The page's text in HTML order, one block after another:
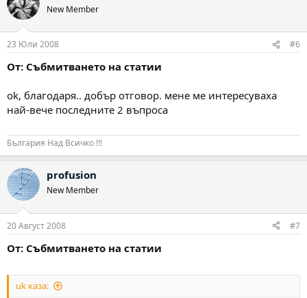
New Member
23 Юли 2008 #6
От: Събмитването на статии
ok, благодаря.. добър отговор. мене ме интересуваха
най-вече последните 2 въпроса
България Над Всичко !!!
profusion
New Member
20 Август 2008 #7
От: Събмитването на статии
uk каза: